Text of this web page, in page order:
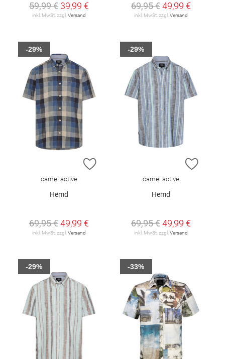
59,99 € 39,99 €
inkl. MwSt. zzgl.Versand
69,95 €49,99 €
inkl. MwSt. zzgl.Versand
ZUR WUNSCHLISTE HINZUFÜGEN
camel active
Hemd
69,95 €49,99 €
inkl. MwSt. zzgl.Versand
-29%
ZUR
camel active
Hemd
69,95 €49,99 €
inkl. MwSt. zzgl.Versand
-29%
-29% -33%